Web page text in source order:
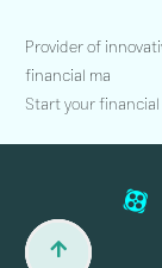
Provider of
financial ma
Start your